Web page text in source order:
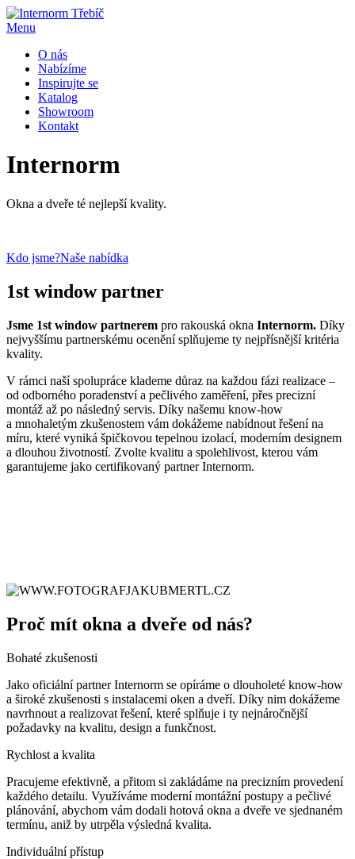
Menu
O nás
Nabízíme
Inspirujte se
Katalog
Showroom
Kontakt
Internorm
Okna a dveře té nejlepší kvality.
Kdo jsme?Naše nabídka
1st window partner
Jsme 1st window partnerem pro rakouská okna Internorm. Díky
nejvyššímu partnerskému ocenění splňujeme ty nejpřísnější kritéria
kvality.
V rámci naší spolupráce klademe důraz na každou fázi realizace –
od odborného poradenství a pečlivého zaměření, přes precizní
montáž až po následný servis. Díky našemu know-how
a mnohaletým zkušenostem vám dokážeme nabídnout řešení na
míru, které vyniká špičkovou tepelnou izolací, moderním designem
a dlouhou životností. Zvolte kvalitu a spolehlivost, kterou vám
garantujeme jako certifikovaný partner Internorm.
Proč mít okna a dveře od nás?
Bohaté zkušenosti
Jako oficiální partner Internorm se opíráme o dlouholeté know-how
a široké zkušenosti s instalacemi oken a dveří. Díky nim dokážeme
navrhnout a realizovat řešení, které splňuje i ty nejnáročnější
požadavky na kvalitu, design a funkčnost.
Rychlost a kvalita
Pracujeme efektivně, a přitom si zakládáme na precizním provedení
každého detailu. Využíváme moderní montážní postupy a pečlivé
plánování, abychom vám dodali hotová okna a dveře ve sjednaném
termínu, aniž by utrpěla výsledná kvalita.
Individuální přístup